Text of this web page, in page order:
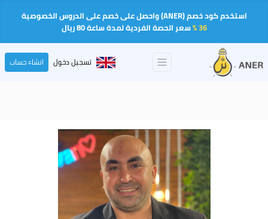
استخدم كود خصم (ANER) واحصل على خصم على الدروس الخصوصية
36 % سعر الحصة الفردية لمدة ساعة 80 ريال
تسجيل دخول انشاء حساب